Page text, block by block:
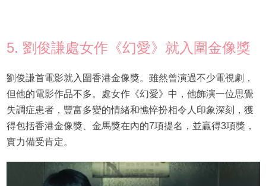
5. 劉俊謙處女作《幻愛》就入圍金像獎
劉俊謙首電影就入圍香港金像獎。雖然曾演過不少電視劇，
但他的電影作品不多。處女作《幻愛》中，他飾演一位思覺
失調症患者，豐富多變的情緒和憔悴扮相令人印象深刻，獲
得包括香港金像獎、金馬獎在內的7項提名，並贏得3項獎，
實力備受肯定。